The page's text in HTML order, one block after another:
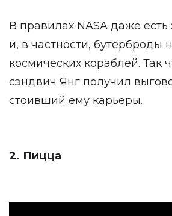
В правилах NASA даже есть
и, в частности, бутерброды
космических кораблей. Так
сэндвич Янг получил
стоивший ему карьеры.
2. Пицца